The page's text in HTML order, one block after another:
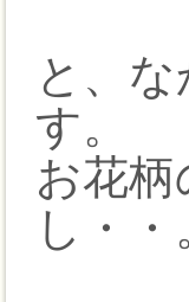
と、
す。
お花
し・・